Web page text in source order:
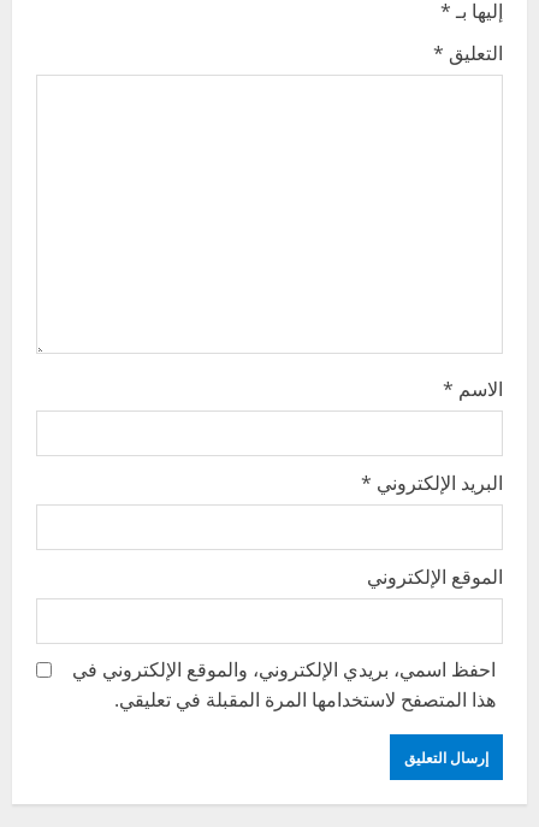
i
g
إليها بـ*
التعليق *
الاسم *
البريد الإلكتروني *
الموقع الإلكتروني
احفظ اسمي، بريدي الإلكتروني، والموقع الإلكتروني في
هذا المتصفح لاستخدامها المرة المقبلة في تعليقي.